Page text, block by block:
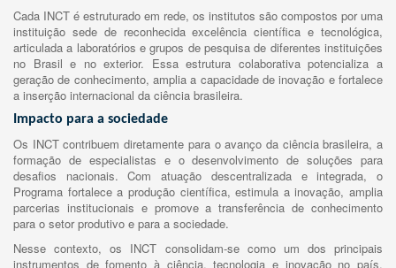
Cada INCT é estruturado em rede, os institutos são compostos por uma
instituição sede de reconhecida excelência científica e tecnológica,
articulada a laboratórios e grupos de pesquisa de diferentes instituições
no Brasil e no exterior. Essa estrutura colaborativa potencializa a
geração de conhecimento, amplia a capacidade de inovação e fortalece
a inserção internacional da ciência brasileira.
Impacto para a sociedade
Os INCT contribuem diretamente para o avanço da ciência brasileira, a
formação de especialistas e o desenvolvimento de soluções para
desafios nacionais. Com atuação descentralizada e integrada, o
Programa fortalece a produção científica, estimula a inovação, amplia
parcerias institucionais e promove a transferência de conhecimento
para o setor produtivo e para a sociedade.
Nesse contexto, os INCT consolidam-se como um dos principais
instrumentos de fomento à ciência, tecnologia e inovação no país,